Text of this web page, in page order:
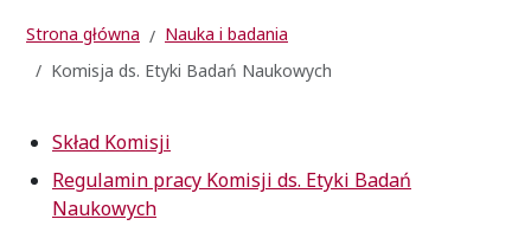
Strona główna
Nauka i badania
Komisja ds. Etyki Badań Naukowych
Skład Komisji
Regulamin pracy Komisji ds. Etyki Badań
Naukowych